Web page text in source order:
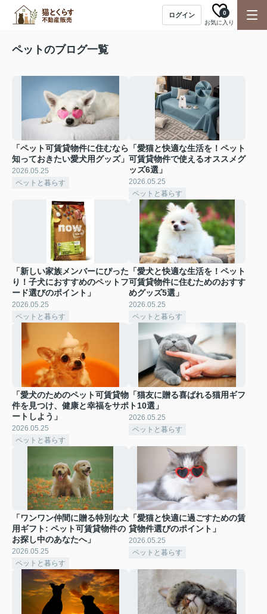
ログイン
お気に入り
0
ペットのブログ一覧
「ペット可賃貸物件に住むなら
知っておきたい愛犬用グッズ」
2026.05.25
ペットと暮らす
「愛猫と快適な生活を！ペット
可賃貸物件で使えるオススメグ
ッズ6選」
2026.05.25
ペットと暮らす
「新しい家族メンバーにぴった
り！子犬におすすめのペットフ
ード選びのポイント」
2026.05.25
ペットと暮らす
「愛犬と快適な生活を！ペット
可賃貸物件に住むためのおすす
めグッズ5選」
2026.05.25
ペットと暮らす
「愛犬のためのペット可賃貸物
件を見つけ、健康と幸福をサポ
ートしよう」
2026.05.25
ペットと暮らす
「猫友に贈る喜ばれる猫用ギフ
ト10選」
2026.05.25
ペットと暮らす
「ワンワン仲間に贈る特別な犬
用ギフト: ペット可賃貸物件の
お探し中のあなたへ」
2026.05.25
ペットと暮らす
「愛猫と快適に過ごすための賃
貸物件選びのポイント」
2026.05.25
ペットと暮らす